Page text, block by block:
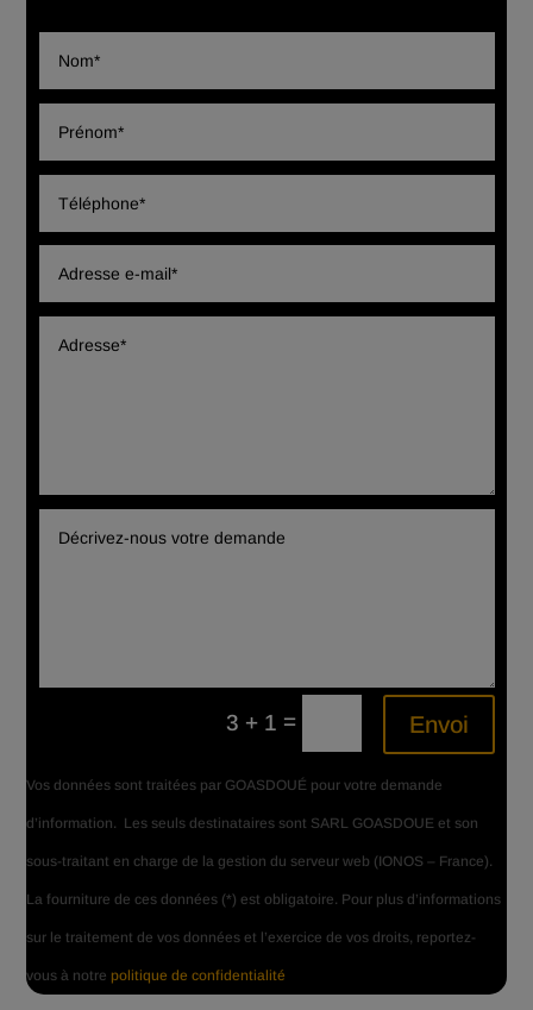
3 + 1 = Envoi
Vos données sont traitées par GOASDOUÉ pour votre demande
d’information. Les seuls destinataires sont SARL GOASDOUE et son
sous-traitant en charge de la gestion du serveur web (IONOS – France).
La fourniture de cesdonnées (*) est obligatoire. Pour plus d’informations
sur le traitement de vos données et l’exercice de vos droits, reportez-
vous à notre politique de confidentialité